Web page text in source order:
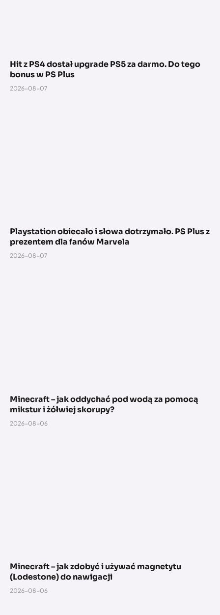
Hit z PS4 dostał upgrade PS5 za darmo. Do tego
bonus w PS Plus
2026-08-07
Playstation obiecało i słowa dotrzymało. PS Plus z
prezentem dla fanów Marvela
2026-08-07
Minecraft – jak oddychać pod wodą za pomocą
mikstur i żółwiej skorupy?
2026-08-06
Minecraft – jak zdobyć i używać magnetytu
(Lodestone) do nawigacji
2026-08-06